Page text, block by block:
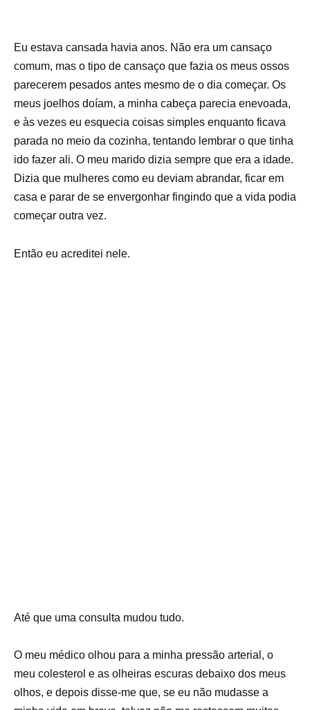
Eu estava cansada havia anos. Não era um cansaço
comum, mas o tipo de cansaço que fazia os meus ossos
parecerem pesados antes mesmo de o dia começar. Os
meus joelhos doíam, a minha cabeça parecia enevoada,
e às vezes eu esquecia coisas simples enquanto ficava
parada no meio da cozinha, tentando lembrar o que tinha
ido fazer ali. O meu marido dizia sempre que era a idade.
Dizia que mulheres como eu deviam abrandar, ficar em
casa e parar de se envergonhar fingindo que a vida podia
começar outra vez.
Então eu acreditei nele.
Até que uma consulta mudou tudo.
O meu médico olhou para a minha pressão arterial, o
meu colesterol e as olheiras escuras debaixo dos meus
olhos, e depois disse-me que, se eu não mudasse a